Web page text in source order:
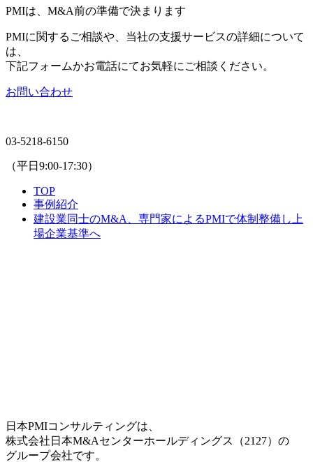
PMIは、M&A前の準備で決まります
PMIに関するご相談や、当社の支援サービスの詳細について
は、
下記フォームかお電話にてお気軽にご相談ください。
お問い合わせ
03-5218-6150
（平日 9:00-17:30）
TOP
事例紹介
建設業同士のM&A、専門家によるPMIで体制整備し上
場企業基準へ
日本PMIコンサルティングは、
株式会社日本M&Aセンターホールディングス（2127）の
グループ会社です。